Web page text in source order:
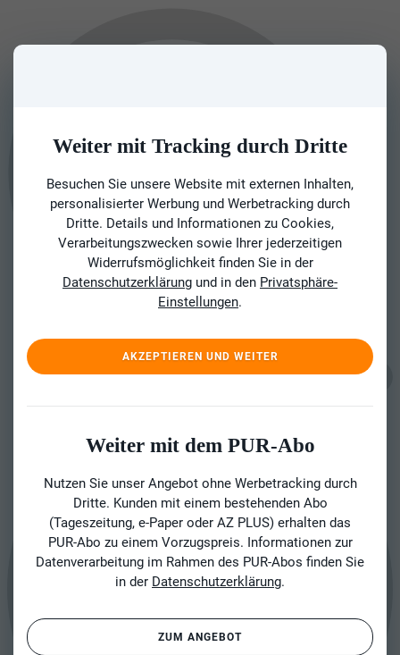
Weiter mit Tracking durch Dritte
Besuchen Sie unsere Website mit externen Inhalten,
personalisierter Werbung und Werbetracking durch
Dritte. Details und Informationen zu Cookies,
Verarbeitungszwecken sowie Ihrer jederzeitigen
Widerrufsmöglichkeit finden Sie in der
Datenschutzerklärung und in den Privatsphäre-
Einstellungen.
AKZEPTIEREN UND WEITER
Weiter mit dem PUR-Abo
Nutzen Sie unser Angebot ohne Werbetracking durch
Dritte. Kunden mit einem bestehenden Abo
(Tageszeitung, e-Paper oder AZ PLUS) erhalten das
PUR-Abo zu einem Vorzugspreis. Informationen zur
Datenverarbeitung im Rahmen des PUR-Abos finden Sie
in der Datenschutzerklärung.
ZUM ANGEBOT